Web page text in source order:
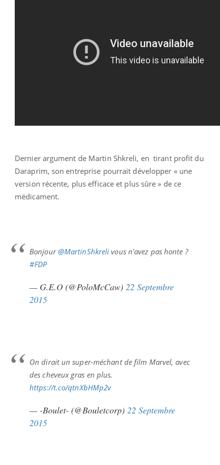
Dernier argument de Martin Shkreli, en tirant profit du
Daraprim, son entreprise pourrait développer « une
version récente, plus efficace et plus sûre » de ce
médicament.
Bonjour@MartinShkreli vous n'avez pas honte ?
#FDP
— G.E.O (@PoloMcCaw) 22 Septembre
2015
On dirait un super-méchant de film Marvel, avec
des cheveux gras en plus.
https://t.co/qtnXbHMp2v
— -Boulet- (@Bouletcorp) 22 Septembre
2015